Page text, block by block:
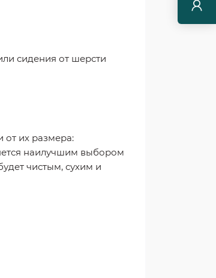
сидения от шерсти
от их размера:
наилучшим выбором
чистым, сухим и